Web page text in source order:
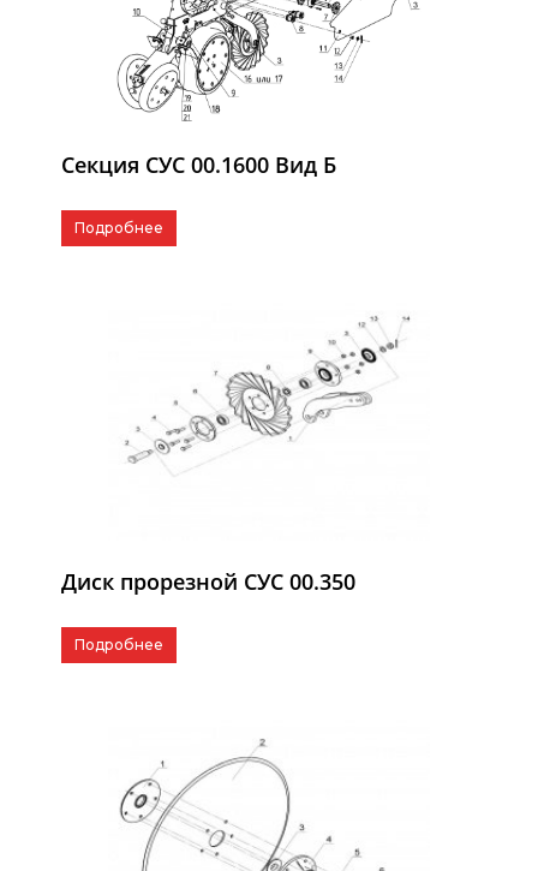
Секция СУС 00.1600 Вид Б
Подробнее
Диск прорезной СУС 00.350
Подробнее